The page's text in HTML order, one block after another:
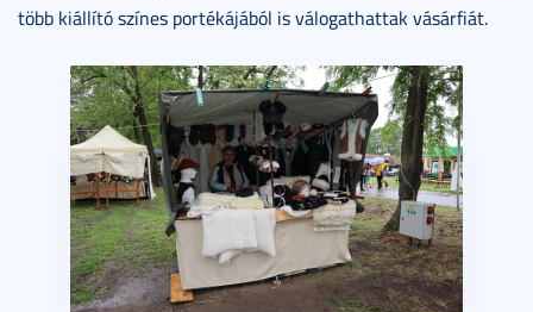
több kiállító színes portékájából is válogathattak vásárfiát.